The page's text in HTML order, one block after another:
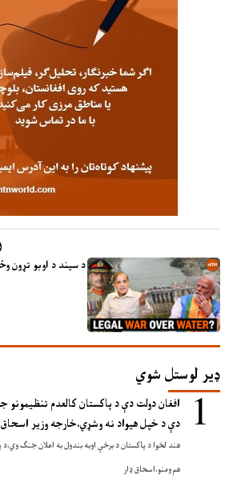
د سیند د اوبو تړون
ډیر لوستل شوي
افغان دولت دې د پاکستان کالعدم تنظيمونو
دې د خپل هيواد نه وشړي،خارجه وزير اسحاق
هند لخوا د پاکستان د برخې اوبه بندول به اعلان جنګ
هم ومنو،اسحاق ډار